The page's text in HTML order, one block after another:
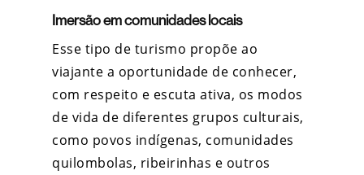
Imersão em comunidades locais
Esse tipo de turismo propõe ao
viajante a oportunidade de conhecer,
com respeito e escuta ativa, os modos
de vida de diferentes grupos culturais,
como povos indígenas, comunidades
quilombolas, ribeirinhas e outros